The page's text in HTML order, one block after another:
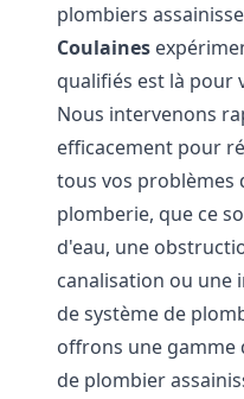
plombiers
Coulaines
qualifiés est là pour
Nous intervenons
efficacement pour
tous vos problèmes
plomberie, que ce
d'eau, une
canalisation ou une
de système de
offrons une gamme
de plombier